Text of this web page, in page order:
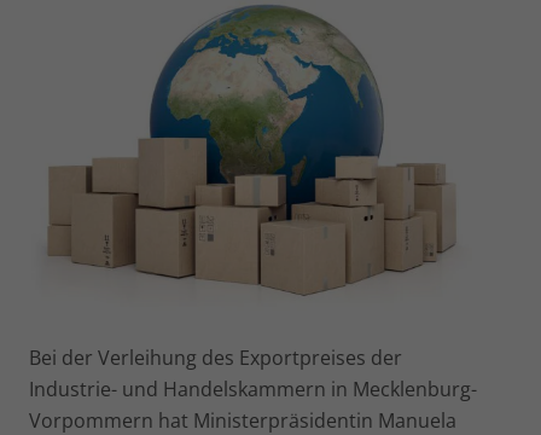
Bei der Verleihung des Exportpreises der
Industrie- und Handelskammern in Mecklenburg-
Vorpommern hat Ministerpräsidentin Manuela